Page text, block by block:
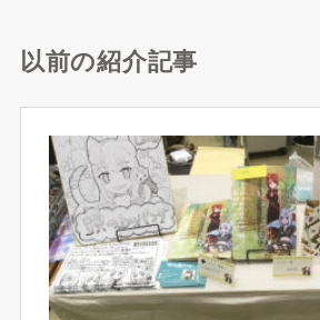
以前の紹介記事